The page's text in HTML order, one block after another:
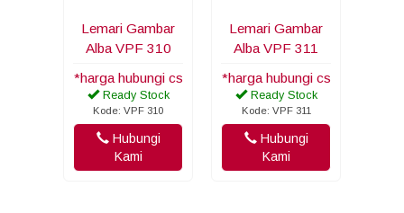
Lemari Gambar
Alba VPF 310
*harga hubungi cs
Ready Stock
Kode: VPF 310
Hubungi
Kami
Lemari Gambar
Alba VPF 311
*harga hubungi cs
Ready Stock
Kode: VPF 311
Hubungi
Kami